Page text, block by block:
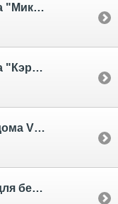
Комплект для роддома "Микаэла" для беременных и кормящих; цвет: серый
Комплект для роддома "Кэролин" для беременных и кормящих; цвет: серый
Халат для роддома и дома Victory для беременных и кормящих индиго 5309
Ночная сорочка Kelly для беременных и кормящих розовый 4702